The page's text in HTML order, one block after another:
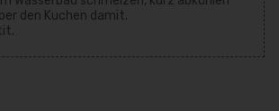
den Kuchen damit.